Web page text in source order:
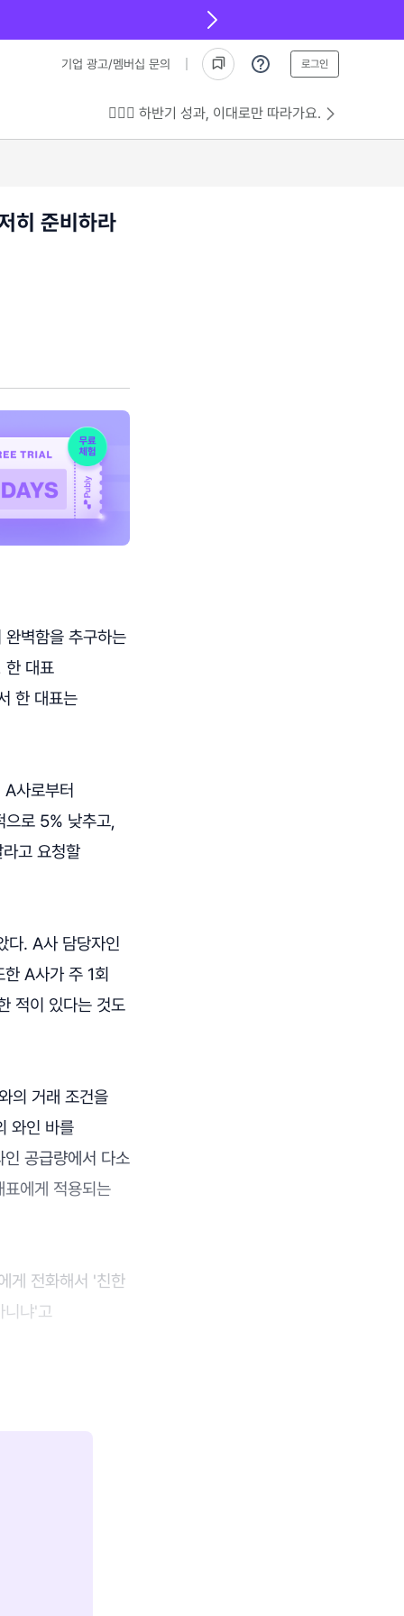
기업 광고/멤버십 문의 로그인
💁🏻‍♂️ 하반기 성과, 이대로만 따라가요.
히 준비하라
벽함을 추구하는
한 대표
한 대표는
사로부터
으로 5% 낮추고,
고 요청할
다. A사 담당자인
A사가 주 1회
적이 있다는 것도
의 거래 조건을
와인 바를
공급량에서 다소
에게 적용되는
게 전화해서 '친한
니냐'고